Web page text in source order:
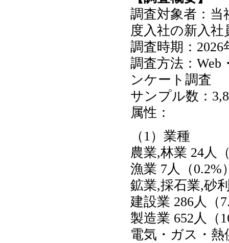
調査対象者：当
度入社の新入社
調査時期：2026
調査方法：
ンケート調査
サンプル数：
属性：
（1）業種
農業,林業 24人
漁業 7人（0.2%
鉱業,採石業,砂
建設業 286人（
製造業 652人（
電気・ガス・熱